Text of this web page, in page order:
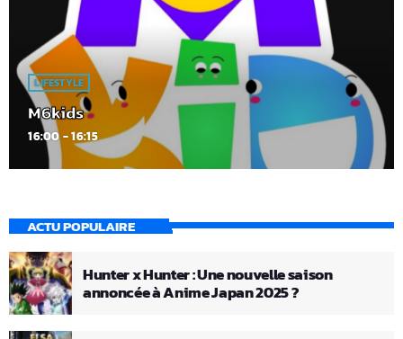
LIFESTYLE
M6kids
16:00 - 16:15
ACTU POPULAIRE
Hunter x Hunter : Une nouvelle saison
annoncée à Anime Japan 2025 ?